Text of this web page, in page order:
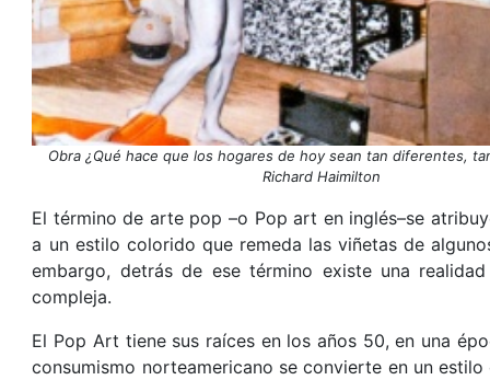
Obra ¿Qué hace que los hogares de hoy sean tan diferentes,
Richard Haimilton
El término de arte pop –o Pop art en inglés–se
a un estilo colorido que remeda las viñetas de
embargo, detrás de ese término existe una
compleja.
El Pop Art tiene sus raíces en los años 50, en una
consumismo norteamericano se convierte en un